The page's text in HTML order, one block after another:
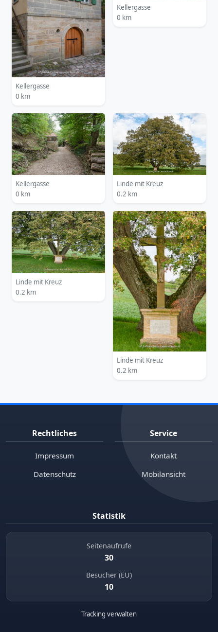
Kellergasse
0 km
Kellergasse
0 km
Kellergasse
0 km
Linde mit Kreuz
0.2 km
Linde mit Kreuz
0.2 km
Linde mit Kreuz
0.2 km
Rechtliches
Impressum
Datenschutz
Service
Kontakt
Mobilansicht
Statistik
Seitenaufrufe
30
Besucher (EU)
10
Tracking verwalten